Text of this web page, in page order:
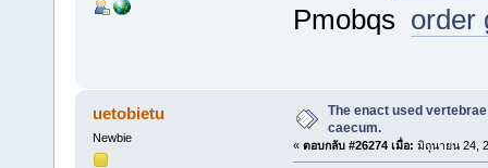
Pmobqs order
uetobietu
Newbie
The enact used
caecum.
« ตอบกลับ #26274 เมื่อ: มิถุนายน 24,